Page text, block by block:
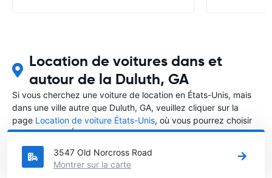
Location de voitures dans et
autour de la Duluth, GA
Si vous cherchez une voiture de location en États-Unis, mais
dans une ville autre que Duluth, GA, veuillez cliquer sur la
page Location de voiture États-Unis, où vous pourrez choisir
la ville dans le États-Unis où vous souhaitez louer une voiture.
3547 Old Norcross Road
Montrer sur la carte